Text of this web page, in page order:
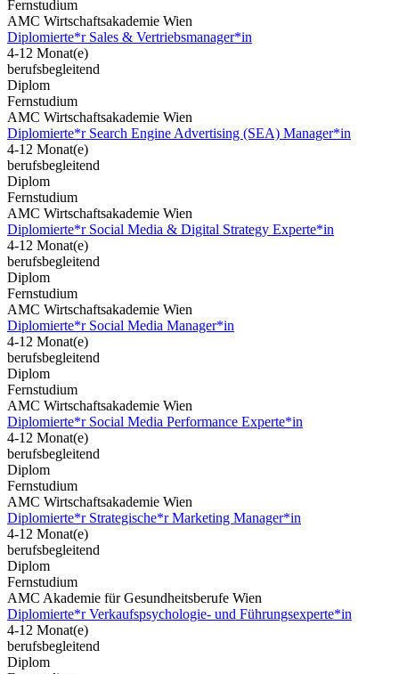
Fernstudium
AMC Wirtschaftsakademie Wien
Diplomierte*r Sales & Vertriebsmanager*in
4-12 Monat(e)
berufsbegleitend
Diplom
Fernstudium
AMC Wirtschaftsakademie Wien
Diplomierte*r Search Engine Advertising (SEA) Manager*in
4-12 Monat(e)
berufsbegleitend
Diplom
Fernstudium
AMC Wirtschaftsakademie Wien
Diplomierte*r Social Media & Digital Strategy Experte*in
4-12 Monat(e)
berufsbegleitend
Diplom
Fernstudium
AMC Wirtschaftsakademie Wien
Diplomierte*r Social Media Manager*in
4-12 Monat(e)
berufsbegleitend
Diplom
Fernstudium
AMC Wirtschaftsakademie Wien
Diplomierte*r Social Media Performance Experte*in
4-12 Monat(e)
berufsbegleitend
Diplom
Fernstudium
AMC Wirtschaftsakademie Wien
Diplomierte*r Strategische*r Marketing Manager*in
4-12 Monat(e)
berufsbegleitend
Diplom
Fernstudium
AMC Akademie für Gesundheitsberufe Wien
Diplomierte*r Verkaufspsychologie- und Führungsexperte*in
4-12 Monat(e)
berufsbegleitend
Diplom